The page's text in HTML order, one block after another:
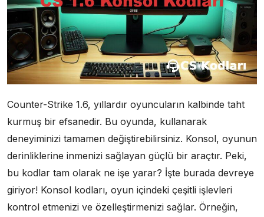
Counter-Strike 1.6, yıllardır oyuncuların kalbinde taht
kurmuş bir efsanedir. Bu oyunda, kullanarak
deneyiminizi tamamen değiştirebilirsiniz. Konsol, oyunun
derinliklerine inmenizi sağlayan güçlü bir araçtır. Peki,
bu kodlar tam olarak ne işe yarar? İşte burada devreye
giriyor! Konsol kodları, oyun içindeki çeşitli işlevleri
kontrol etmenizi ve özelleştirmenizi sağlar. Örneğin,